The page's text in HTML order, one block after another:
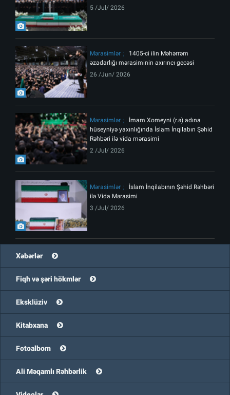
5 /Jul/ 2026
Mərasimlər
1405-ci ilin Məhərrəm
əzadarlığı mərasiminin axırıncı gecəsi
26 /Jun/ 2026
Mərasimlər
İmam Xomeyni (r.ə) adına
hüseyniyə yaxınlığında İslam İnqilabın Şəhid
Rəhbəri ilə vida mərasimi
2 /Jul/ 2026
Mərasimlər
İslam İnqilabının Şəhid Rəhbəri
ilə Vida Mərasimi
3 /Jul/ 2026
Xəbərlər
Fiqh və şəri hökmlər
Eksklüziv
Kitabxana
Fotoalbom
Ali Məqamlı Rəhbərlik